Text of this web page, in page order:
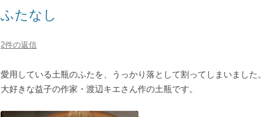
ふたなし
2件の返信
愛用している土瓶のふたを、うっかり落として割ってしまいました。
大好きな益子の作家・渡辺キエさん作の土瓶です。